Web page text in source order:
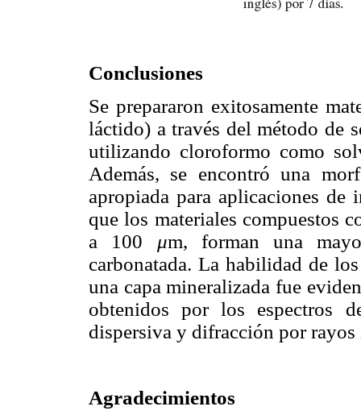
Conclusiones
Se prepararon exitosamente
láctido) a través del método de
utilizando cloroformo como
Además, se encontró una
apropiada para aplicaciones de
que los materiales compuestos
a 100 μm, forman una
carbonatada. La habilidad de
una capa mineralizada fue
obtenidos por los espectros
dispersiva y difracción por rayos
Agradecimientos